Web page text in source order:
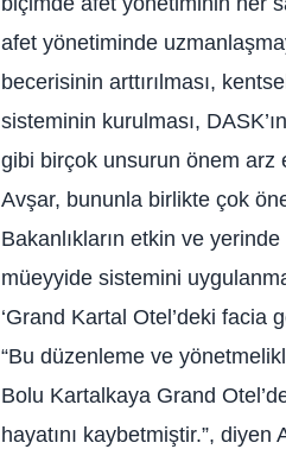
afet yönetiminde
becerisinin arttırılması,
sisteminin kurulması,
gibi birçok unsurun önem arz
Avşar, bununla birlikte çok
Bakanlıkların etkin ve
müeyyide sistemini
‘Grand Kartal Otel’deki facia
“Bu düzenleme ve
Bolu Kartalkaya Grand
hayatını kaybetmiştir.”,